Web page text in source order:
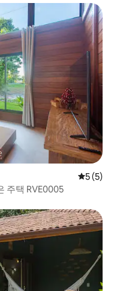
평점 5점
5 (5)
주택 RVE0005